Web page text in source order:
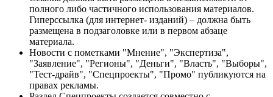
полного либо частичного использования материалов.
Гиперссылка (для интернет- изданий) – должна быть
размещена в подзаголовке или в первом абзаце
материала.
Новости с пометками "Мнение", "Экспертиза",
"Заявление", "Регионы", "Деньги", "Власть", "Выборы",
"Тест-драйв", "Спецпроекты", "Промо" публикуются на
правах рекламы.